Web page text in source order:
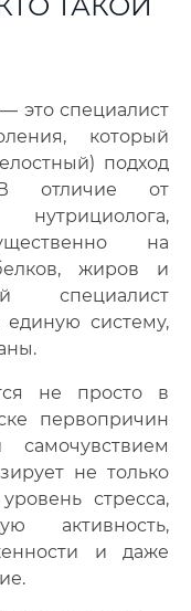
это специалист
который
подход
отличие от
на
жиров и
специалист
единую систему,
не просто в
первопричин
не только
стресса,
активность,
и даже